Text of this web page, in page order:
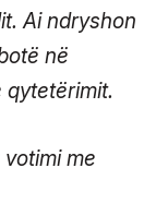
Ai ndryshon
në
me